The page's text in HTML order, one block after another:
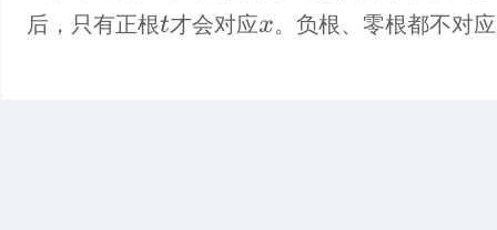
后，只有正根t 才会对应x 。负根、零根都不对应